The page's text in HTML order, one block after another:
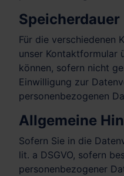
Speicherdauer
Für die verschiedenen
unser Kontaktformular
können, sofern nicht
Einwilligung zur
personenbezogenen
Allgemeine
Sofern Sie in die
lit. a DSGVO, sofern
personenbezogener